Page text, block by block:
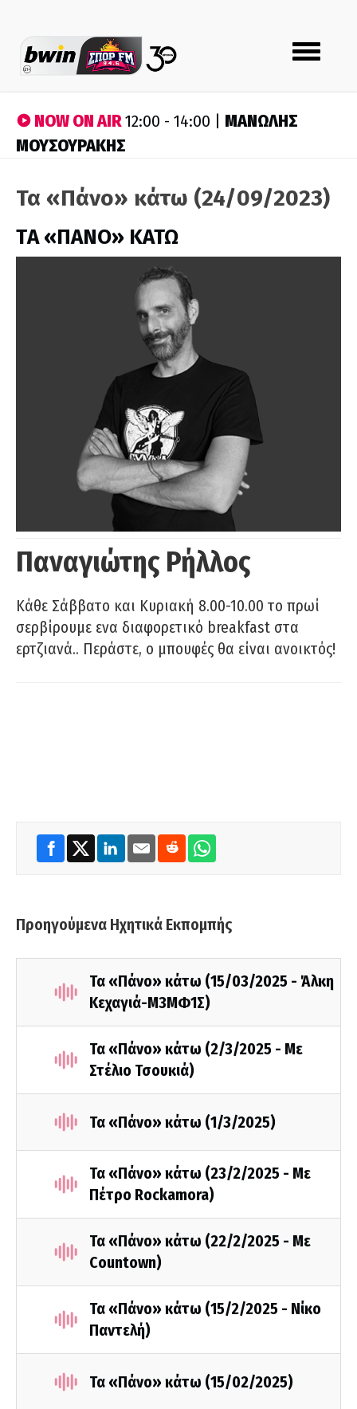
Toggle
navigation
NOW ON AIR12:00 - 14:00 | ΜΑΝΩΛΗΣ
ΜΟΥΣΟΥΡΑΚΗΣ
Τα «Πάνο» κάτω (24/09/2023)
ΤA «ΠΑΝΟ» ΚΑΤΩ
Παναγιώτης Ρήλλος
Κάθε Σάββατο και Κυριακή 8.00-10.00 το πρωί
σερβίρουμε ενα διαφορετικό breakfast στα
ερτζιανά.. Περάστε, ο μπουφές θα είναι ανοικτός!
Προηγούμενα Ηχητικά Εκπομπής
Τα «Πάνο» κάτω (15/03/2025 - Άλκη
Κεχαγιά-Μ3ΜΦ1Σ)
Τα «Πάνο» κάτω (2/3/2025 - Με
Στέλιο Τσουκιά)
Τα «Πάνο» κάτω (1/3/2025)
Τα «Πάνο» κάτω (23/2/2025 - Με
Πέτρο Rockamora)
Τα «Πάνο» κάτω (22/2/2025 - Με
Countown)
Τα «Πάνο» κάτω (15/2/2025 - Νίκο
Παντελή)
Τα «Πάνο» κάτω (15/02/2025)